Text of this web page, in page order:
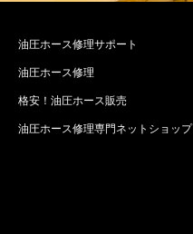
油圧ホース修理サポート
油圧ホース修理
格安！油圧ホース販売
油圧ホース修理専門ネットショップ